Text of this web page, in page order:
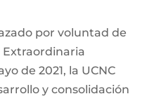
por voluntad de
Extraordinaria
de 2021, la UCNC
y consolidación